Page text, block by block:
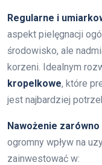
Regularne i
aspekt pielęgnacji
środowisko, ale
korzeni. Idealnym
kropelkowe, które
jest najbardziej
Nawożenie
ogromny wpływ na
zainwestować w: